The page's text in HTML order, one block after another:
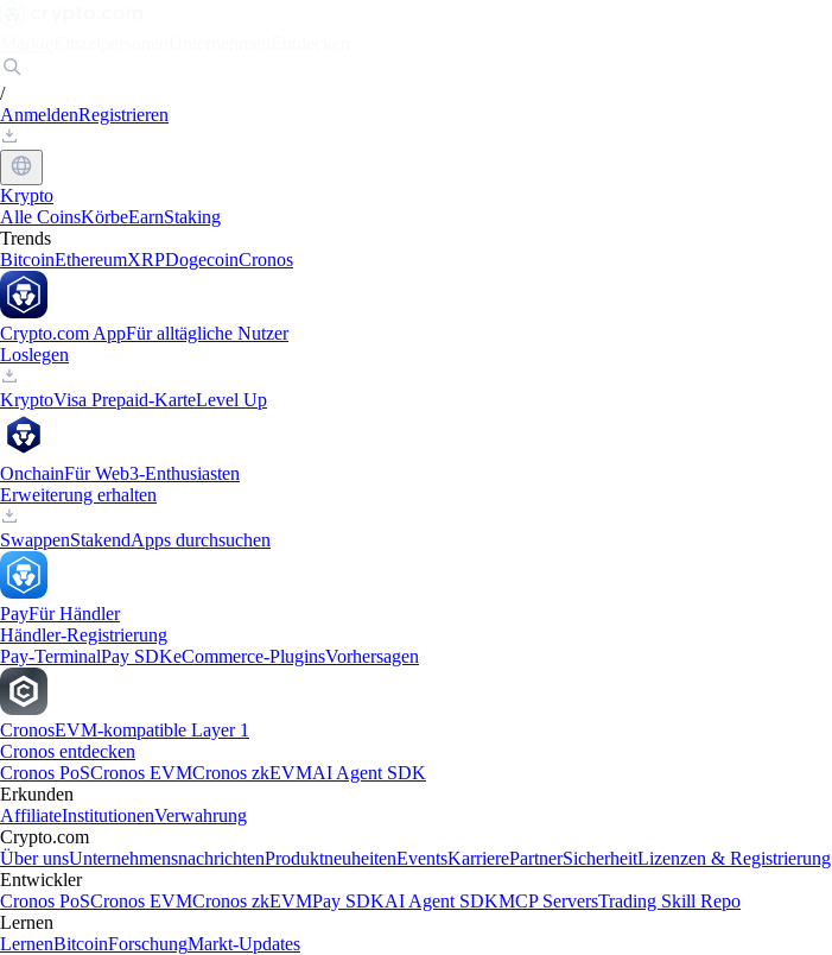
/
AnmeldenRegistrieren
Krypto
Alle CoinsKörbeEarnStaking
Trends
BitcoinEthereumXRPDogecoinCronos
Crypto.com AppFür alltägliche Nutzer
Loslegen
KryptoVisa Prepaid-KarteLevel Up
OnchainFür Web3-Enthusiasten
Erweiterung erhalten
SwappenStakendApps durchsuchen
PayFür Händler
Händler-Registrierung
Pay-TerminalPay SDKeCommerce-PluginsVorhersagen
CronosEVM-kompatible Layer 1
Cronos entdecken
Cronos PoSCronos EVMCronos zkEVMAI Agent SDK
Erkunden
AffiliateInstitutionenVerwahrung
Crypto.com
Über unsUnternehmensnachrichtenProduktneuheitenEventsKarrierePartnerSicherheitLizenzen & Registrierung
Entwickler
Cronos PoSCronos EVMCronos zkEVMPay SDKAI Agent SDKMCP ServersTrading Skill Repo
Lernen
LernenBitcoinForschungMarkt-Updates